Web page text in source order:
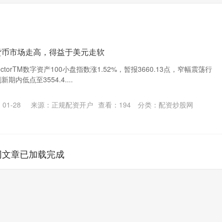
市场走高，得益于美元走软
数字资产100小盘指数涨1.52%，暂报3660.13点，窄幅震荡行
期内低点至3554.4....
01-28 来源：正规配资开户 查看： 194 分类： 配资炒股网
章已加载完成